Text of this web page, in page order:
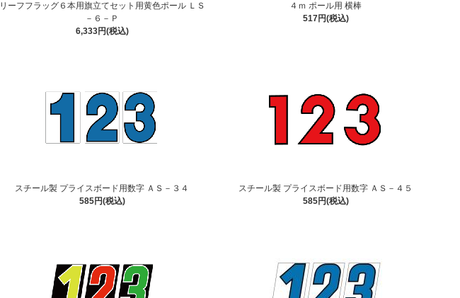
リーフフラッグ６本用旗立てセット用黄色ポール ＬＳ
－６－Ｐ
6,333円(税込)
４ｍ ポール用 横棒
517円(税込)
スチール製 プライスボード用数字 ＡＳ－３４
585円(税込)
スチール製 プライスボード用数字 ＡＳ－４５
585円(税込)